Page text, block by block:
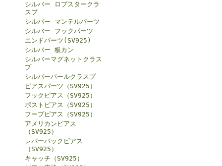
シルバー ロブスタークラ
スプ
シルバー マンテルパーツ
シルバー フックパーツ
エンドパーツ(SV925)
シルバー 板カン
シルバーマグネットクラス
プ
シルバーパールクラスプ
ピアスパーツ（SV925）
フックピアス（SV925）
ポストピアス（SV925）
フープピアス（SV925）
アメリカンピアス
（SV925）
レバーバックピアス
（SV925）
キャッチ（SV925）